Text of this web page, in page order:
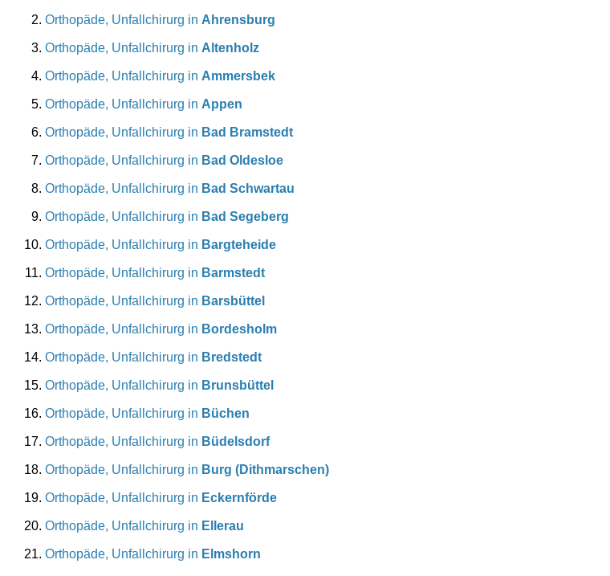
Orthopäde, Unfallchirurg in Ahrensburg
Orthopäde, Unfallchirurg in Altenholz
Orthopäde, Unfallchirurg in Ammersbek
Orthopäde, Unfallchirurg in Appen
Orthopäde, Unfallchirurg in Bad Bramstedt
Orthopäde, Unfallchirurg in Bad Oldesloe
Orthopäde, Unfallchirurg in Bad Schwartau
Orthopäde, Unfallchirurg in Bad Segeberg
Orthopäde, Unfallchirurg in Bargteheide
Orthopäde, Unfallchirurg in Barmstedt
Orthopäde, Unfallchirurg in Barsbüttel
Orthopäde, Unfallchirurg in Bordesholm
Orthopäde, Unfallchirurg in Bredstedt
Orthopäde, Unfallchirurg in Brunsbüttel
Orthopäde, Unfallchirurg in Büchen
Orthopäde, Unfallchirurg in Büdelsdorf
Orthopäde, Unfallchirurg in Burg (Dithmarschen)
Orthopäde, Unfallchirurg in Eckernförde
Orthopäde, Unfallchirurg in Ellerau
Orthopäde, Unfallchirurg in Elmshorn